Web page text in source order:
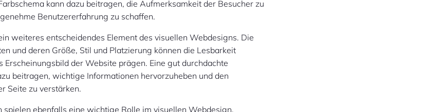
kann dazu beitragen, die Aufmerksamkeit der Besucher zu
Benutzererfahrung zu schaffen.
weiteres entscheidendes Element des visuellen Webdesigns. Die
und deren Größe, Stil und Platzierung können die Lesbarkeit
Erscheinungsbild der Website prägen. Eine gut durchdachte
beitragen, wichtige Informationen hervorzuheben und den
Seite zu verstärken.
spielen ebenfalls eine wichtige Rolle im visuellen Webdesign.